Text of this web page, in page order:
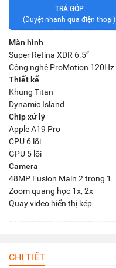
TRẢ GÓP
(Duyệt nhanh qua điện thoại)
Màn hình
Super Retina XDR 6.5”
Công nghệ ProMotion 120Hz
Thiết kế
Khung Titan
Dynamic Island
Chip xử lý
Apple A19 Pro
CPU 6 lõi
GPU 5 lõi
Camera
48MP Fusion Main 2 trong 1
Zoom quang học 1x, 2x
Quay video hiển thị kép
CHI TIẾT